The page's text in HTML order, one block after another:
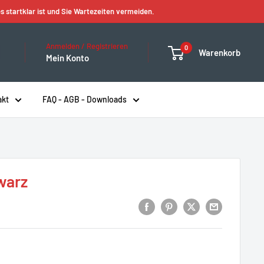
startklar ist und Sie Wartezeiten vermeiden.
Anmelden / Registrieren
Mein Konto
0 Warenkorb
FAQ - AGB - Downloads